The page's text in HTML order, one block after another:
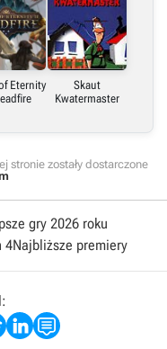
Eternity
Skaut
Kwatermaster
stronie zostały dostarczone
gry 2026 roku
4Najbliższe premiery